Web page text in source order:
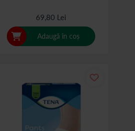
69,80 Lei
Adaugă în coș